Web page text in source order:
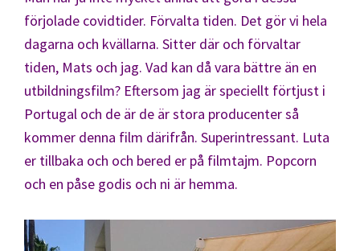
förjolade covidtider. Förvalta tiden. Det gör vi hela
dagarna och kvällarna. Sitter där och förvaltar
tiden, Mats och jag. Vad kan då vara bättre än en
utbildningsfilm? Eftersom jag är speciellt förtjust i
Portugal och de är de är stora producenter så
kommer denna film därifrån. Superintressant. Luta
er tillbaka och och bered er på filmtajm. Popcorn
och en påse godis och ni är hemma.